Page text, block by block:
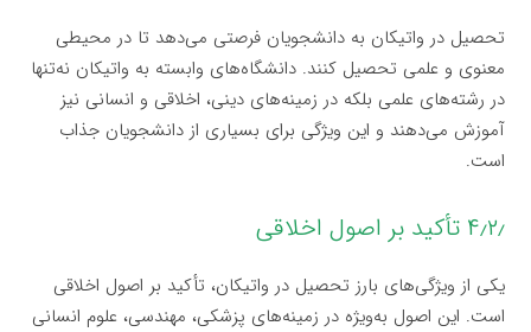
تحصیل در واتیکان به دانشجویان فرصتی می‌دهد تا در محیطی
معنوی و علمی تحصیل کنند. دانشگاه‌های وابسته به واتیکان نه‌تنها
در رشته‌های علمی بلکه در زمینه‌های دینی، اخلاقی و انسانی نیز
آموزش می‌دهند و این ویژگی برای بسیاری از دانشجویان جذاب
است.
۴٫۲٫ تأکید بر اصول اخلاقی
یکی از ویژگی‌های بارز تحصیل در واتیکان، تأکید بر اصول اخلاقی
است. این اصول به‌ویژه در زمینه‌های پزشکی، مهندسی، علوم انسانی